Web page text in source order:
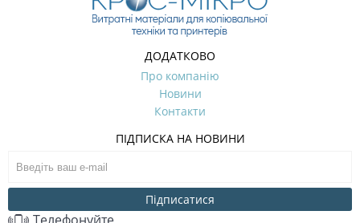
ДОДАТКОВО
Про компанію
Новини
Контакти
ПІДПИСКА НА НОВИНИ
Підписатися
Телефонуйте